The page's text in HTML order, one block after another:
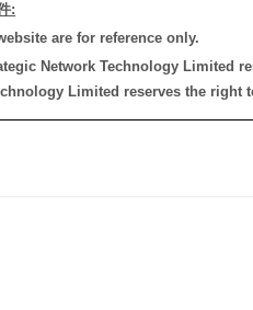
:
are for reference only.
Network Technology Limited
Limited reserves the